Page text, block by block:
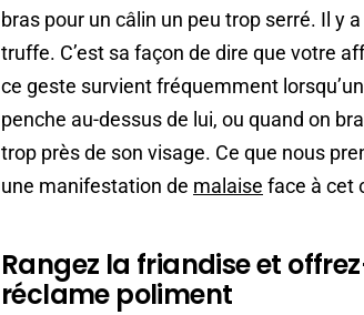
bras pour un câlin un peu trop serré. Il y
truffe. C’est sa façon de dire que votre
ce geste survient fréquemment
penche au-dessus de lui, ou quand on
trop près de son visage. Ce que nous
une manifestation de malaise face à cet
Rangez la friandise et
réclame poliment